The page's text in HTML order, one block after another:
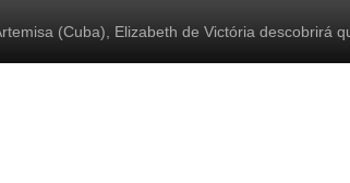
(Cuba), Elizabeth de Victória descobrirá